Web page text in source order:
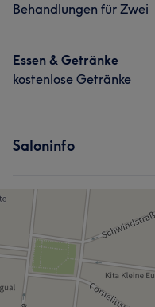
Behandlungen für Zwei
Essen & Getränke
kostenlose Getränke
Saloninfo